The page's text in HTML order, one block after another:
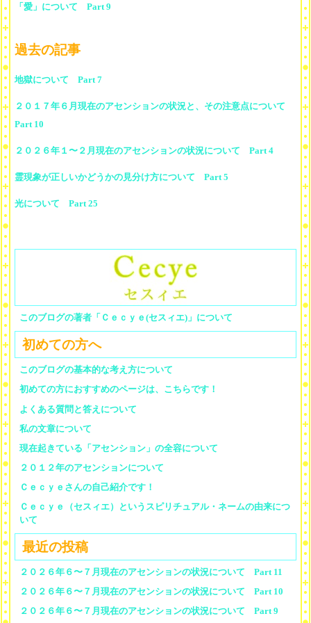
「愛」について Part 9
過去の記事
地獄について Part 7
２０１７年６月現在のアセンションの状況と、その注意点について
Part 10
２０２６年１〜２月現在のアセンションの状況について Part 4
霊現象が正しいかどうかの見分け方について Part 5
光について Part 25
このブログの著者「Ｃｅｃｙｅ(セスィエ)」について
初めての方へ
このブログの基本的な考え方について
初めての方におすすめのページは、こちらです！
よくある質問と答えについて
私の文章について
現在起きている「アセンション」の全容について
２０１２年のアセンションについて
Ｃｅｃｙｅさんの自己紹介です！
Ｃｅｃｙｅ（セスィエ）というスピリチュアル・ネームの由来につ
いて
最近の投稿
２０２６年６〜７月現在のアセンションの状況について Part 11
２０２６年６〜７月現在のアセンションの状況について Part 10
２０２６年６〜７月現在のアセンションの状況について Part 9